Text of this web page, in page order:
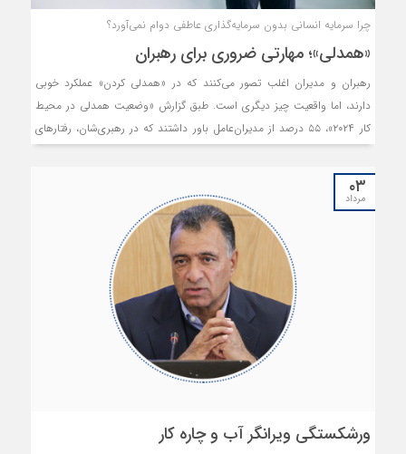
چرا سرمایه انسانی بدون سرمایه‌گذاری عاطفی دوام نمی‌آورد؟
«همدلی»؛ مهارتی ضروری برای رهبران
رهبران و مدیران اغلب تصور می‌کنند که در «همدلی کردن» عملکرد خوبی
دارند، اما واقعیت چیز دیگری است. طبق گزارش «وضعیت همدلی در محیط
کار ۲۰۲۴»، ۵۵ درصد از مدیران‌عامل باور داشتند که در رهبری‌شان، رفتارهای
توام با همدلی دارند اما تنها ۲۸ درصد از کارکنان و ۲۲ درصد از مدیران منابع
انسانی آن‌ها، این مدعا را تایید می‌کردند.
۰۳
مرداد
ورشکستگی ویرانگر آب و چاره‌ کار